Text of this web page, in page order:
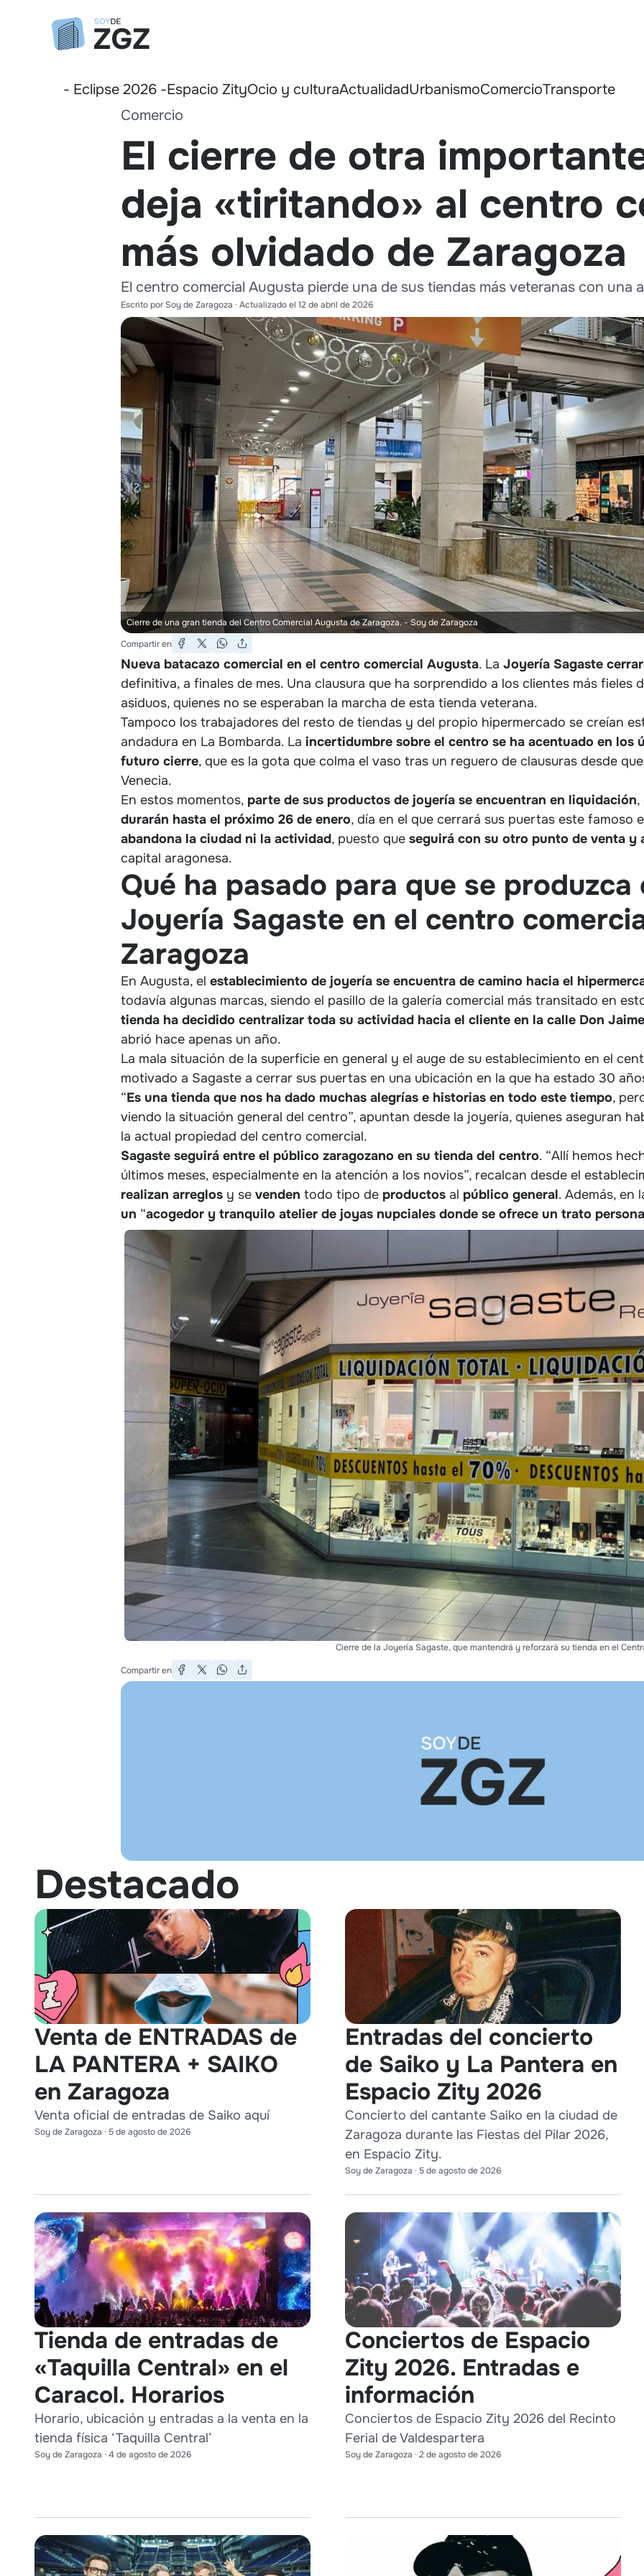
- Eclipse 2026 -Espacio ZityOcio y culturaActualidadUrbanismoComercioTransporte
Comercio
El cierre de otra
deja «tiritando» al centro
más olvidado de Zaragoza
El centro comercial Augusta pierde una de sus tiendas más veteranas con una
Escrito porSoy de Zaragoza · Actualizado el 12 de abril de 2026
Cierre de una gran tienda del Centro Comercial Augusta de Zaragoza.- Soy de Zaragoza
Compartir en
Nueva batacazo comercial en el centro comercial Augusta. La Joyería Sagaste
definitiva, a finales de mes. Una clausura que ha sorprendido a los clientes más fieles
asiduos, quienes no se esperaban la marcha de esta tienda veterana.
Tampoco los trabajadores del resto de tiendas y del propio hipermercado se creían
andadura en La Bombarda. La incertidumbre sobre el centro se ha acentuado en los
futuro cierre, que es la gota que colma el vaso tras un reguero de clausuras desde
Venecia.
En estos momentos, parte de sus productos de joyería se encuentran en liquidación,
durarán hasta el próximo 26 de enero, día en el que cerrará sus puertas este famoso
abandona la ciudad ni la actividad, puesto que seguirá con su otro punto de venta y
capital aragonesa.
Qué ha pasado para que se
Joyería Sagaste en el centro
Zaragoza
En Augusta, el establecimiento de joyería se encuentra de camino hacia el
todavía algunas marcas, siendo el pasillo de la galería comercial más transitado en
tienda ha decidido centralizar toda su actividad hacia el cliente en la calle Don Jaime
abrió hace apenas un año.
La mala situación de la superficie en general y el auge de su establecimiento en el
motivado a Sagaste a cerrar sus puertas en una ubicación en la que ha estado 30
“Es una tienda que nos ha dado muchas alegrías e historias en todo este tiempo,
viendo la situación general del centro”, apuntan desde la joyería, quienes aseguran
la actual propiedad del centro comercial.
Sagaste seguirá entre el público zaragozano en su tienda del centro. “Allí hemos
últimos meses, especialmente en la atención a los novios”, recalcan desde el
realizan arreglos y se venden todo tipo de productos al público general. Además, en
un “acogedor y tranquilo atelier de joyas nupciales donde se ofrece un trato
Cierre de la Joyería Sagaste, que mantendrá y reforzará su tienda en el
Compartir en
Destacado
Venta de ENTRADAS de
LA PANTERA + SAIKO
en Zaragoza
Venta oficial de entradas de Saiko aquí
Soy de Zaragoza · 5 de agosto de 2026
Entradas del concierto
de Saiko y La Pantera en
Espacio Zity 2026
Concierto del cantante Saiko en la ciudad de
Zaragoza durante las Fiestas del Pilar 2026,
en Espacio Zity.
Soy de Zaragoza · 5 de agosto de 2026
Tienda de entradas de
«Taquilla Central» en el
Caracol. Horarios
Horario, ubicación y entradas a la venta en la
tienda física ‘Taquilla Central’
Soy de Zaragoza · 4 de agosto de 2026
Conciertos de Espacio
Zity 2026. Entradas e
información
Conciertos de Espacio Zity 2026 del Recinto
Ferial de Valdespartera
Soy de Zaragoza · 2 de agosto de 2026